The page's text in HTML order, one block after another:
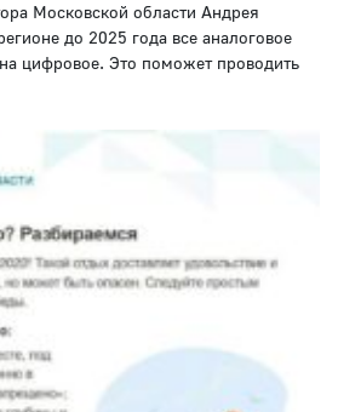
Московской области Андрея
до 2025 года все аналоговое
цифровое. Это поможет проводить